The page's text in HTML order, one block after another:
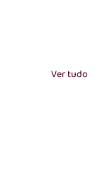
Ver tudo